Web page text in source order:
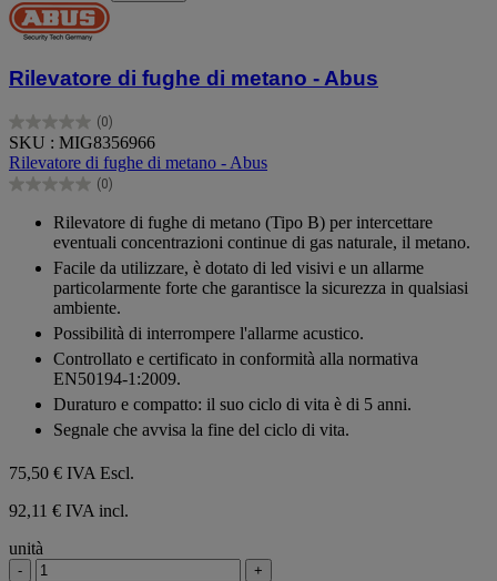
Rilevatore di fughe di metano - Abus
(0)
0.0
su
5
stelle.
SKU : MIG8356966
Rilevatore di fughe di metano - Abus
(0)
0.0
Rilevatore di fughe di metano (Tipo B) per intercettare
eventuali concentrazioni continue di gas naturale, il metano.
Facile da utilizzare, è dotato di led visivi e un allarme
particolarmente forte che garantisce la sicurezza in qualsiasi
ambiente.
Possibilità di interrompere l'allarme acustico.
Controllato e certificato in conformità alla normativa
EN50194-1:2009.
Duraturo e compatto: il suo ciclo di vita è di 5 anni.
Segnale che avvisa la fine del ciclo di vita.
75,50 € IVA Escl.
92,11 € IVA incl.
unità
- +